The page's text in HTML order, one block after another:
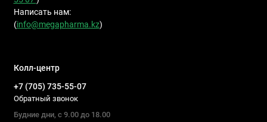
Написать нам:
(info@megapharma.kz)
Колл-центр
+7 (705) 735-55-07
Обратный звонок
Будние дни, с 9.00 до 18.00